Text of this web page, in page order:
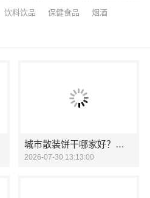
饮料饮品 保健食品 烟酒
城市散装饼干哪家好？零食大明星给你*的选择！
2026-07-30 13:13:00